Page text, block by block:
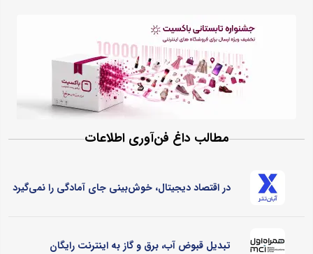
مطالب داغ فن‌آوری اطلاعات
در اقتصاد دیجیتال، خوش‌بینی جای آمادگی را نمی‌گیرد
تبدیل قبوض آب، برق و گاز به اینترنت رایگان